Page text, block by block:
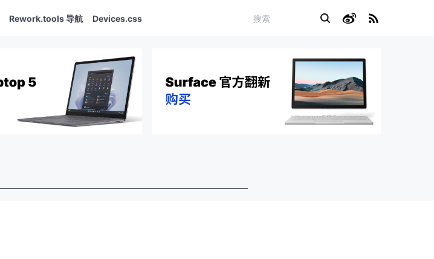
Rework.tools 导航 Devices.css